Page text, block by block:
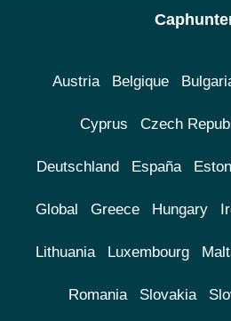
Austria Belgique
Cyprus Czech
Deutschland España
Global Greece Hungary
Lithuania Luxembourg
Romania Slovakia